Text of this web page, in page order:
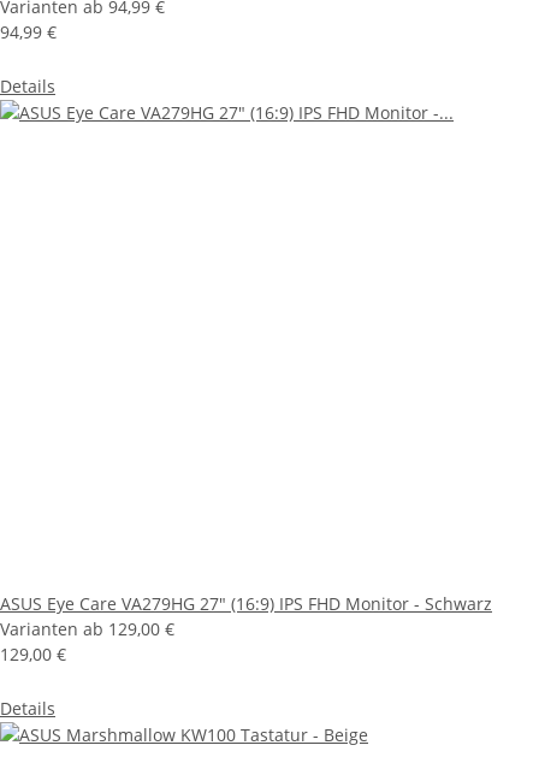
Varianten ab 94,99 €
94,99 €
Details
ASUS Eye Care VA279HG 27" (16:9) IPS FHD Monitor - Schwarz
Varianten ab 129,00 €
129,00 €
Details